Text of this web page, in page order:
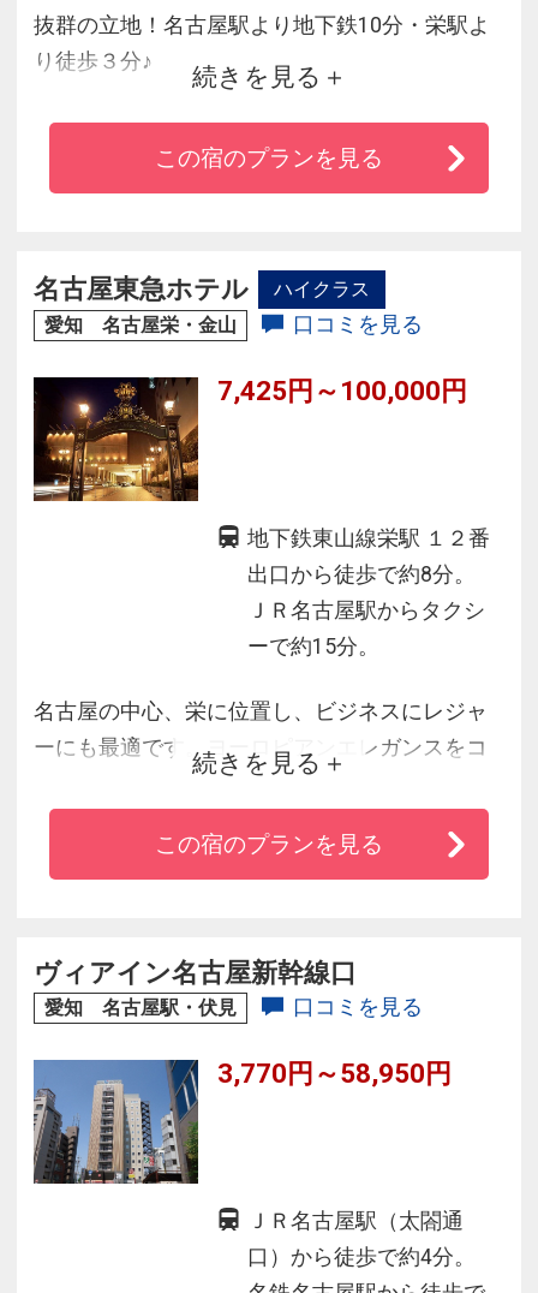
抜群の立地！名古屋駅より地下鉄10分・栄駅よ
り徒歩３分♪
全室液晶テレビ・地デジ対応。室内ベッド・バ
スもゆったりサイズの心地良い空間。
室に完備しています。ズボンプレッサーは一部
常設。
続きを見る
この宿のプランを見る
名古屋東急ホテル
ハイクラス
愛知 名古屋栄・金山
口コミを見る
7,425円～100,000円
地下鉄東山線栄駅 １２番
出口から徒歩で約8分。
ＪＲ名古屋駅からタクシ
ーで約15分。
名古屋の中心、栄に位置し、ビジネスにレジャ
ーにも最適です。ヨーロピアンエレガンスをコ
ンセプトにしたゲストルームは564室。いずれの
お部屋も、ゆとりのスペースと落ち着いた色調
のインテリアに爽やかな気品を漂わせて、深い
続きを見る
この宿のプランを見る
ヴィアイン名古屋新幹線口
愛知 名古屋駅・伏見 口コミを見る
3,770円～58,950円
ＪＲ名古屋駅（太閤通
口）から徒歩で約4分。